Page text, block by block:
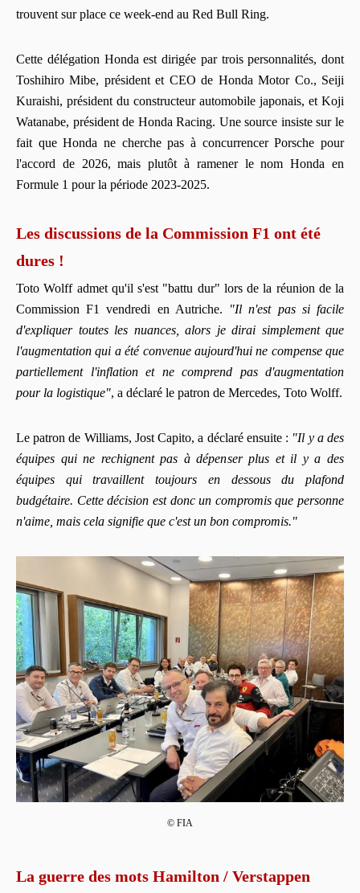
trouvent sur place ce week-end au Red Bull Ring.
Cette délégation Honda est dirigée par trois personnalités, dont
Toshihiro Mibe, président et CEO de Honda Motor Co., Seiji
Kuraishi, président du constructeur automobile japonais, et Koji
Watanabe, président de Honda Racing. Une source insiste sur le
fait que Honda ne cherche pas à concurrencer Porsche pour
l'accord de 2026, mais plutôt à ramener le nom Honda en
Formule 1 pour la période 2023-2025.
Les discussions de la Commission F1 ont été
dures !
Toto Wolff admet qu'il s'est "battu dur" lors de la réunion de la
Commission F1 vendredi en Autriche.
"Il n'est pas si facile
d'expliquer toutes les nuances, alors je dirai simplement que
l'augmentation qui a été convenue aujourd'hui ne compense que
partiellement l'inflation et ne comprend pas d'augmentation
pour la logistique", a déclaré le patron de Mercedes, Toto Wolff.
Le patron de Williams, Jost Capito, a déclaré ensuite : "Il y a des
équipes qui ne rechignent pas à dépenser plus et il y a des
équipes qui travaillent toujours en dessous du plafond
budgétaire. Cette décision est donc un compromis que personne
n'aime, mais cela signifie que c'est un bon compromis."
© FIA
La guerre des mots Hamilton / Verstappen